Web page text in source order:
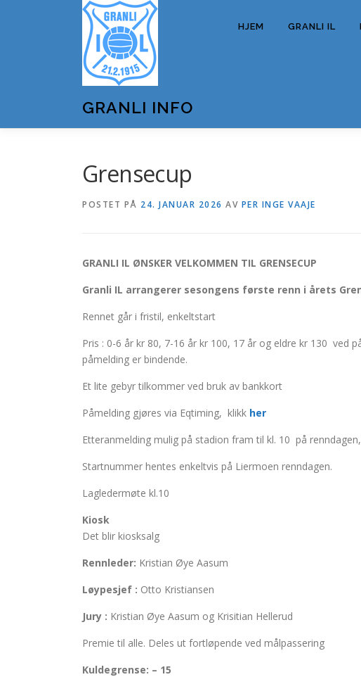
GRANLI INFO
HJEM GRANLI IL
Grensecup
POSTET PÅ 24. JANUAR 2026 AV PER INGE VAAJE
GRANLI IL ØNSKER VELKOMMEN TIL GRENSECUP
Granli IL arrangerer sesongens første renn i årets
Rennet går i fristil, enkeltstart
Pris : 0-6 år kr 80, 7-16 år kr 100, 17 år og eldre kr 130 ved
påmelding er bindende.
Et lite gebyr tilkommer ved bruk av bankkort
Påmelding gjøres via Eqtiming, klikk her
Etteranmelding mulig på stadion fram til kl. 10 på
Startnummer hentes enkeltvis på Liermoen renndagen.
Lagledermøte kl.10
Kiosk
Det blir kiosksalg
Rennleder: Kristian Øye Aasum
Løypesjef : Otto Kristiansen
Jury : Kristian Øye Aasum og Krisitian Hellerud
Premie til alle. Deles ut fortløpende ved målpassering
Kuldegrense: – 15